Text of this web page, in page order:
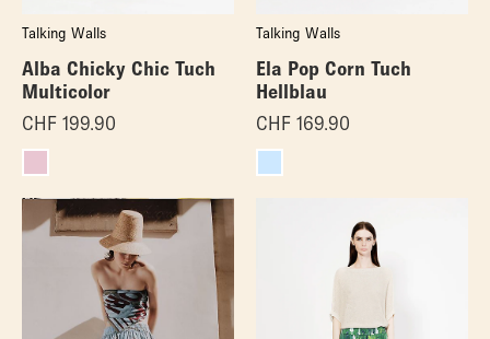
Talking Walls
Alba Chicky Chic Tuch
Multicolor
CHF 199.90
Talking Walls
Ela Pop Corn Tuch
Hellblau
CHF 169.90